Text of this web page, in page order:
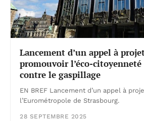
Lancement d’un appel à
promouvoir l’éco-
contre le gaspillage
EN BREF Lancement d’un appel à
l’Eurométropole de Strasbourg.
28 SEPTEMBRE 2025